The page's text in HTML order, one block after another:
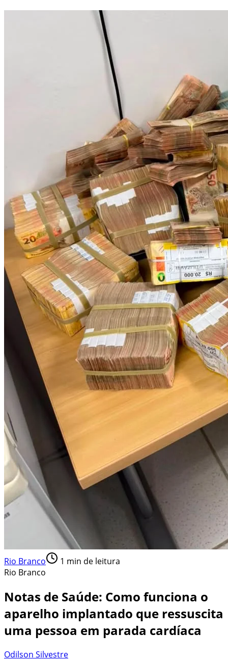
Rio Branco 1 min de leitura
Rio Branco
Notas de Saúde: Como funciona o
aparelho implantado que ressuscita
uma pessoa em parada cardíaca
Odilson Silvestre